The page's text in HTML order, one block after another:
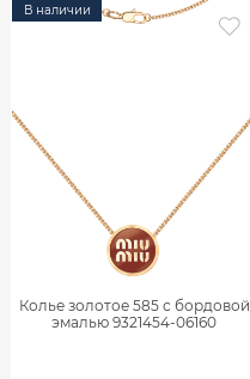
В наличии
Колье золотое 585 с бордовой
эмалью 9321454-06160